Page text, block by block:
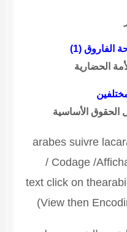
الفاروق (1)
الحضارية
الحقوق الأساسية
arabes suivre la
/ Codage /
text click on the
View then
)